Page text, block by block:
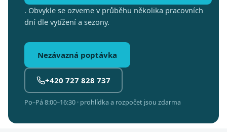
. Obvykle se ozveme v průběhu několika pracovních
dní dle vytížení a sezony.
Nezávazná poptávka
+420 727 828 737
Po–Pá 8:00–16:30 · prohlídka a rozpočet jsou zdarma